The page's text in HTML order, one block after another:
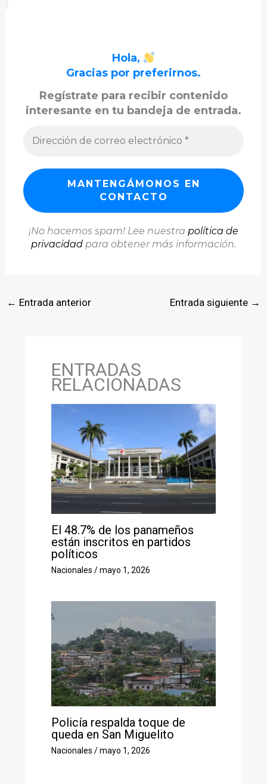
Hola,
Gracias por preferirnos.
Regístrate para recibir contenido
interesante en tu bandeja de entrada.
¡No hacemos spam! Lee nuestra política de
privacidad para obtener más información.
← Entrada anterior Entrada siguiente →
ENTRADAS
RELACIONADAS
El 48.7% de los panameños
están inscritos en partidos
políticos
Nacionales /mayo 1, 2026
Policía respalda toque de
queda en San Miguelito
Nacionales /mayo 1, 2026